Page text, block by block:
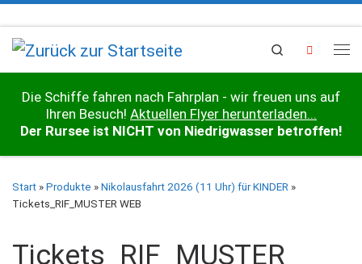
Search
Die Schiffe fahren nach Fahrplan - wir freuen uns auf
Ihren Besuch! Aktuellen Flyer herunterladen...
Der Rursee ist NICHT von Niedrigwasser betroffen!
Start » Produkte » Nikolausfahrt 2026 (11 Uhr) für KINDER »
Tickets_RIF_MUSTER WEB
Tickets_RIF_MUSTER